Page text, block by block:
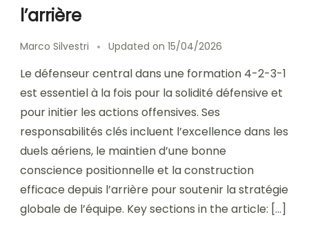
l’arrière
Marco Silvestri Updated on 15/04/2026
Le défenseur central dans une formation 4-2-3-1
est essentiel à la fois pour la solidité défensive et
pour initier les actions offensives. Ses
responsabilités clés incluent l’excellence dans les
duels aériens, le maintien d’une bonne
conscience positionnelle et la construction
efficace depuis l’arrière pour soutenir la stratégie
globale de l’équipe. Key sections in the article: […]